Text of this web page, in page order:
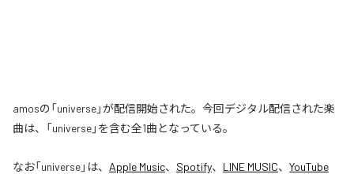
amosの「universe」が配信開始された。今回デジタル配信された楽
曲は、「universe」を含む全1曲となっている。
なお「universe」は、 Apple Music、 Spotify、 LINE MUSIC、 YouTube